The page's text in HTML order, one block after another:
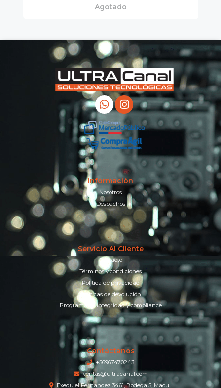
Agotado
Información
Nosotros
Despachos
Servicio Al Cliente
Contacto
Términos y condiciones
Política de privacidad
Políticas de devolución
Programa de integridad y compliance
Contáctanos
+56967470243
ventas@ultracanal.com
Exequiel Fernandez 3461, Bodega 5, Macul.